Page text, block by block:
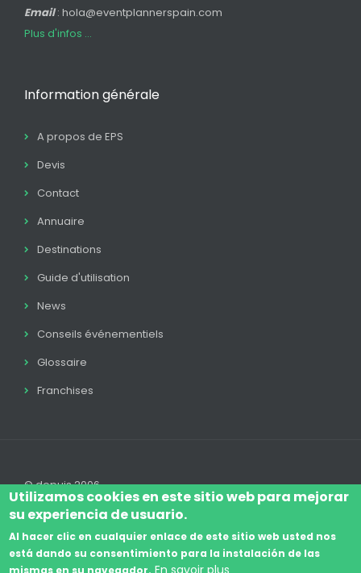
Email: hola@eventplannerspain.com
Plus d'infos ...
Information générale
A propos de EPS
Devis
Contact
Annuaire
Destinations
Guide d'utilisation
News
Conseils événementiels
Glossaire
Franchises
© depuis 2006
Avis Juridique Légal
Utilizamos cookies en este sitio web para mejorar
su experiencia de usuario.
Al hacer clic en cualquier enlace de este sitio web usted nos
está dando su consentimiento para la instalación de las
mismas en su navegador. En savoir plus